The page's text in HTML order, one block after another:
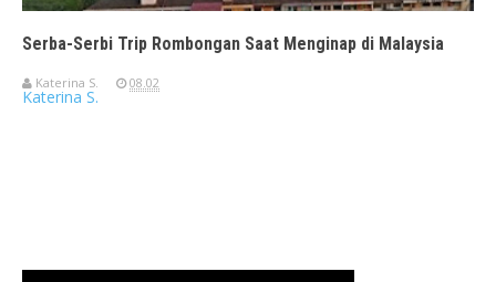
Serba-Serbi Trip Rombongan Saat Menginap di Malaysia
Katerina S. 08.02
Katerina S.